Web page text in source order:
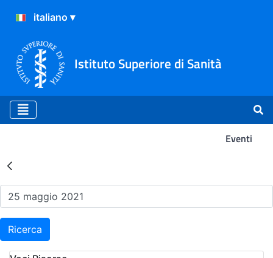
Istituto Superiore di Sanità
Eventi
Risultati della Ricerca -
Ricerca